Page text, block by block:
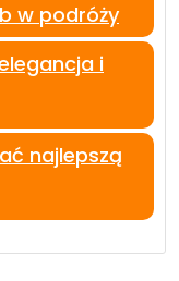
w podróży
i
najlepszą